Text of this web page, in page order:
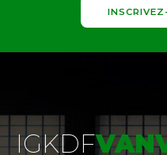
IGKDF